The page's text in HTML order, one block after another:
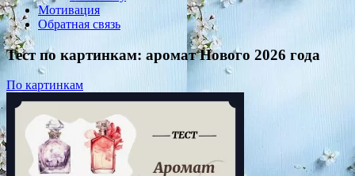
Мотивация
Обратная связь
Тест по картинкам: аромат Нового 2026 года
По картинкам